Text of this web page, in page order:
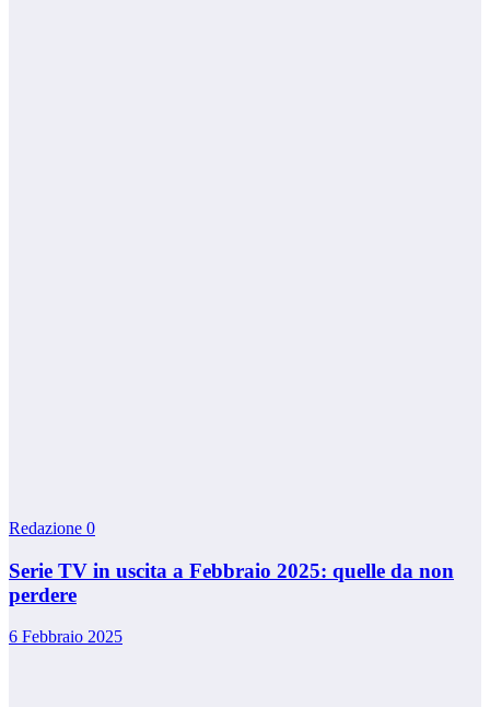
Redazione 0
Serie TV in uscita a Febbraio 2025: quelle da non
perdere
6 Febbraio 2025